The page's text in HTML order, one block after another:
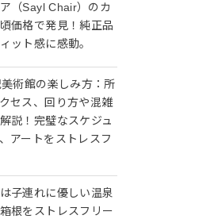
（Sayl Chair）のカ
価格で発見！純正品
ット感に感動。
術館の楽しみ方：所
セス、回り方や混雑
説！完璧なスケジュ
アートをストレスフ
子連れに優しい温泉
根をストレスフリー